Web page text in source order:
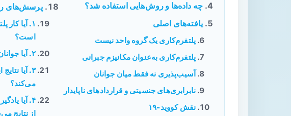
چه داده‌ها و روش‌هایی استفاده شد؟
یافته‌های اصلی
پلتفرم‌کاری یک گروه واحد نیست
پلتفرم‌کاری به‌عنوان مکانیزم جبرانی
آسیب‌پذیری نه فقط میان جوانان
نابرابری‌های جنسیتی و قراردادهای ناپایدار
نقش کووید-۱۹
پرسش‌های
۱. آیا
است؟
۲. آیا جوانان بیشتر در معرض آسیب هستند؟
۳. آیا
می‌کند؟
۴. آیا
از نتایج